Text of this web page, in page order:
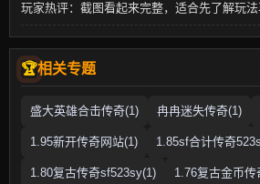
玩家热评：截图看起来完整，适合先了解玩法
相关专题
盛大英雄合击传奇(1) 冉冉迷失传奇(1)
1.95新开传奇网站(1) 1.85sf合计传奇
1.80复古传奇sf523sy(1) 1.76复古金币传